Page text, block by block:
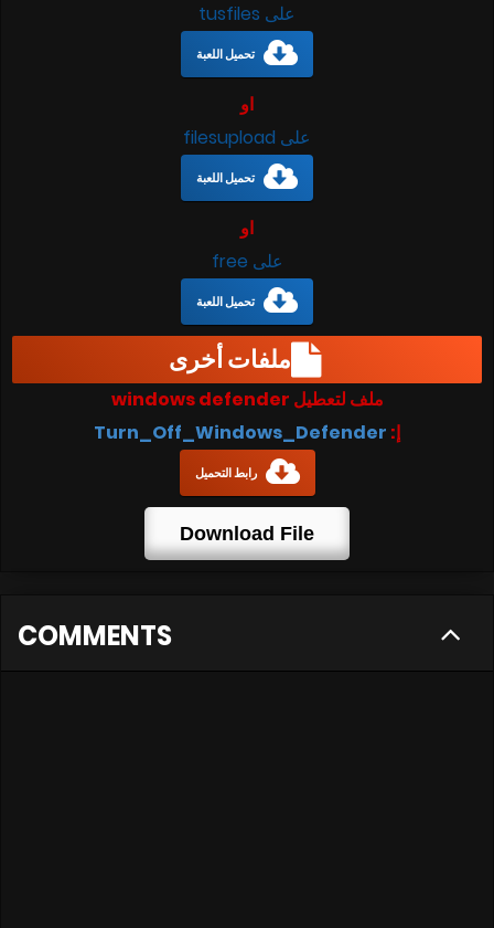
على tusfiles
تحميل اللعبة
او
على filesupload
تحميل اللعبة
او
على free
تحميل اللعبة
ملفات أخرى
ملف لتعطيل windows defender
إ: Turn_Off_Windows_Defender
رابط التحميل
Download File
COMMENTS